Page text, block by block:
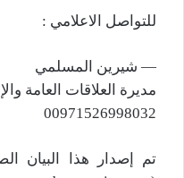
للتواصل الاعلامي :
— شيرين المسلمي
مديرة العلاقات العامة
00971526998032
تم إصدار هذا البيان